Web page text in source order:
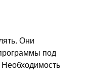
Они
под
Необходимость